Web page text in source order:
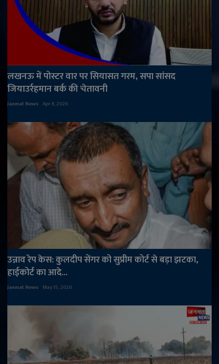
लखनऊ में पोस्टर वार पर सियासत गरम, सपा सांसद
जियाउर्रहमान बर्क की चेतावनी
Janmat News Apr 8, 2026
उन्नाव रेप केस: कुलदीप सेंगर को सुप्रीम कोर्ट से बड़ा झटका,
हाईकोर्ट का आदे...
Janmat News May 15, 2026